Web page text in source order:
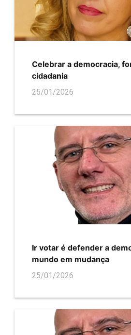
Celebrar a democracia,
cidadania
25/01/2026
Ir votar é defender a
mundo em mudança
25/01/2026